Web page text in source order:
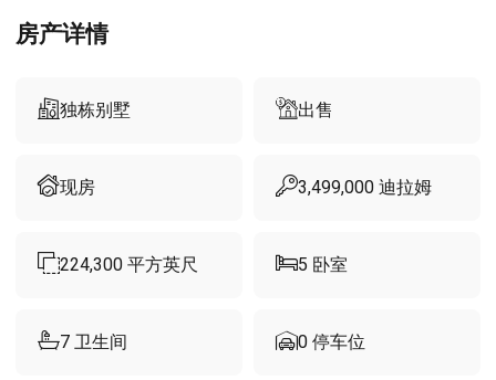
房产详情
独栋别墅 出售
现房 3,499,000 迪拉姆
224,300 平方英尺 5 卧室
7 卫生间 0 停车位